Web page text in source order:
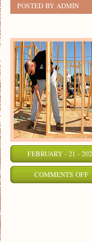
POSTED BY ADMIN
FEBRUARY - 21 -
COMMENTS OFF